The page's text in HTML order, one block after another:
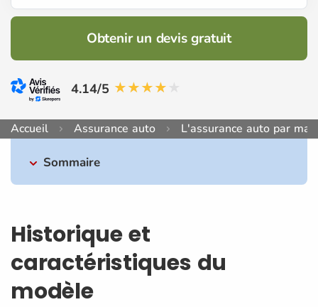
Obtenir un devis gratuit
4.14/5
Accueil Assurance auto L'assurance auto par
Sommaire
Historique et
caractéristiques du
modèle